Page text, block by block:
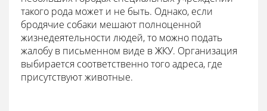
такого рода может и не быть. Однако, если
бродячие собаки мешают полноценной
жизнедеятельности людей, то можно подать
жалобу в письменном виде в ЖКУ. Организация
выбирается соответственно того адреса, где
присутствуют животные.